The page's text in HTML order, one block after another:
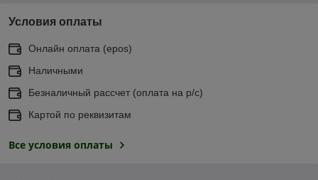
Условия оплаты
Онлайн оплата (еpos)
Наличными
Безналичный рассчет (оплата на р/с)
Картой по реквизитам
Все условия оплаты